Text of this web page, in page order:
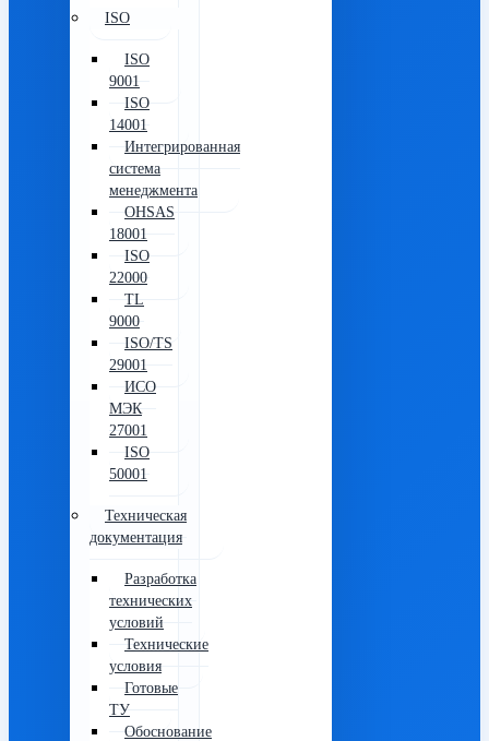
ISO
ISO
9001
ISO
14001
Интегрированная
система
менеджмента
OHSAS
18001
ISO
22000
TL
9000
ISO/TS
29001
ИСО
МЭК
27001
ISO
50001
Техническая
документация
Разработка
технических
условий
Технические
условия
Готовые
ТУ
Обоснование